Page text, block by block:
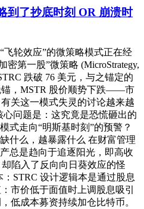
到了抄底时刻 OR 崩溃时
飞轮效应”的微策略模式正在经
密第一股”微策略 (MicroStrategy,
跌破 76 美元，与之锚定的
锚，MSTR 股价顺势下跌——市
关这一模式失灵的讨论越来越
问题是：这究竟是恐慌砸出的
式走向“明斯基时刻”的预警？
什么，越暴露什么 在财富管理
总是趋向于追逐阳光，即高收
陷入了反向向日葵效应的怪
STRC 设计逻辑本是通过股息
市价低于面值时上调股息吸引
低成本募资持续加仓比特币。